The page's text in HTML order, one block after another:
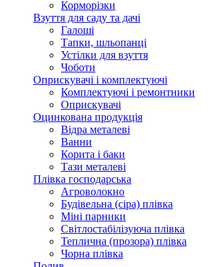
Корморізки
Взуття для саду та дачі
Галоші
Тапки, шльопанці
Устілки для взуття
Чоботи
Оприскувачі і комплектуючі
Комплектуючі і ремонтники
Оприскувачі
Оцинкована продукція
Відра металеві
Ванни
Корита і баки
Тази металеві
Плівка господарська
Агроволокно
Будівельна (сіра) плівка
Міні парники
Світлостабілізуюча плівка
Теплична (прозора) плівка
Чорна плівка